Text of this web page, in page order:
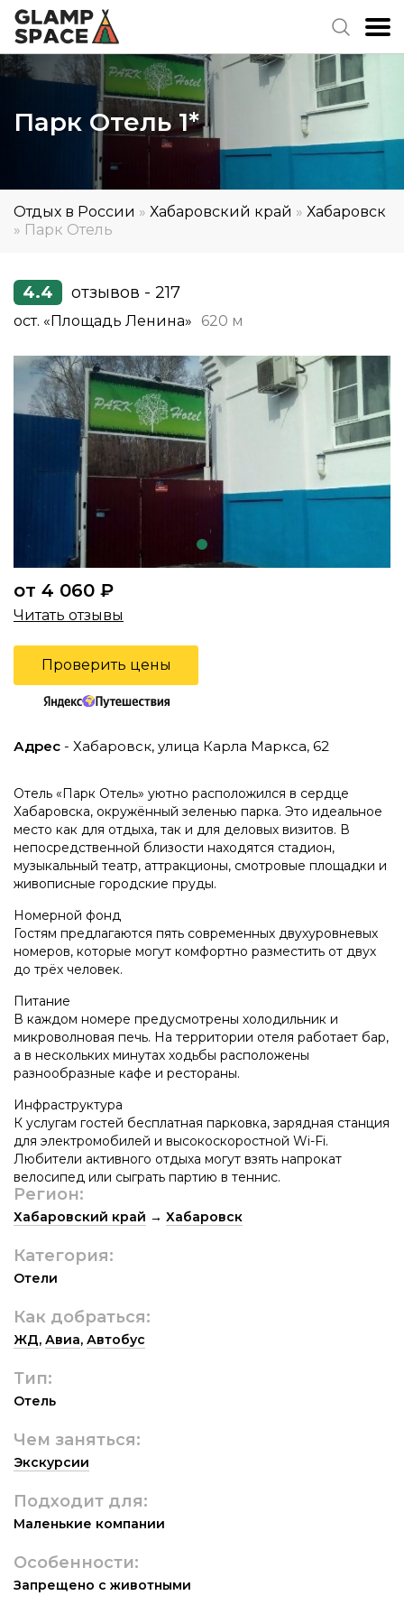
Парк Отель 1*
Отдых в России » Хабаровский край » Хабаровск
» Парк Отель
4.4 отзывов - 217
ост. «Площадь Ленина» 620 м
от 4 060 ₽
Читать отзывы
Проверить цены
Адрес - Хабаровск, улица Карла Маркса, 62
Отель «Парк Отель» уютно расположился в сердце
Хабаровска, окружённый зеленью парка. Это идеальное
место как для отдыха, так и для деловых визитов. В
непосредственной близости находятся стадион,
музыкальный театр, аттракционы, смотровые площадки и
живописные городские пруды.
Номерной фонд
Гостям предлагаются пять современных двухуровневых
номеров, которые могут комфортно разместить от двух
до трёх человек.
Питание
В каждом номере предусмотрены холодильник и
микроволновая печь. На территории отеля работает бар,
а в нескольких минутах ходьбы расположены
разнообразные кафе и рестораны.
Инфраструктура
К услугам гостей бесплатная парковка, зарядная станция
для электромобилей и высокоскоростной Wi-Fi.
Любители активного отдыха могут взять напрокат
велосипед или сыграть партию в теннис.
Регион:
Хабаровский край → Хабаровск
Категория:
Отели
Как добраться:
ЖД, Авиа, Автобус
Тип:
Отель
Чем заняться:
Экскурсии
Подходит для:
Маленькие компании
Особенности:
Запрещено с животными